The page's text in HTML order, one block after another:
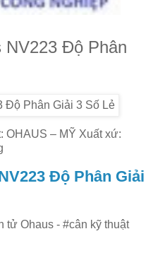
NV223 Độ Phân
OHAUS – MỸ Xuất xứ:
Độ Phân Giải
tử Ohaus - #cân kỹ thuật